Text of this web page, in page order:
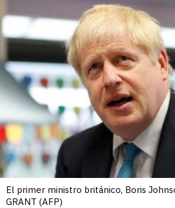
El primer ministro británico, Boris
GRANT (AFP)